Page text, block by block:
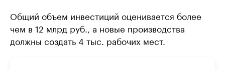
Общий объем инвестиций оценивается более
чем в 12 млрд руб., а новые производства
должны создать 4 тыс. рабочих мест.